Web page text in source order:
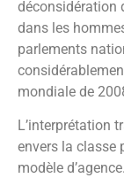
déconsidération
dans les
parlements
mondiale de
L’interprétation
envers la classe
modèle